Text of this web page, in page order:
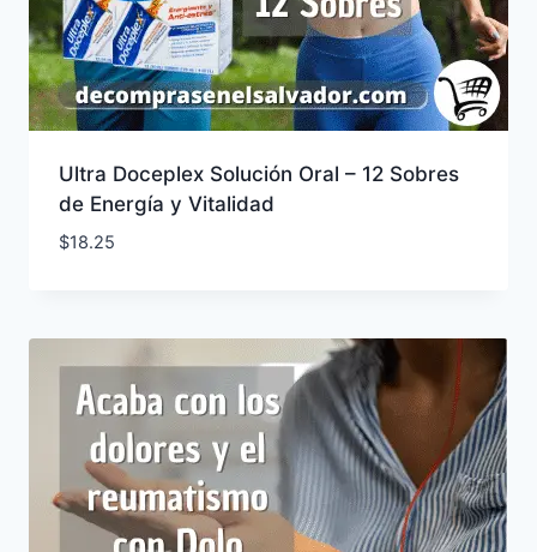
Ultra Doceplex Solución Oral – 12 Sobres
de Energía y Vitalidad
$18.25